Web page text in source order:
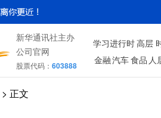
新华通讯社主办
公司官网
股票代码： 603888
学习进行时高层
金融汽车食品 人
> 正文